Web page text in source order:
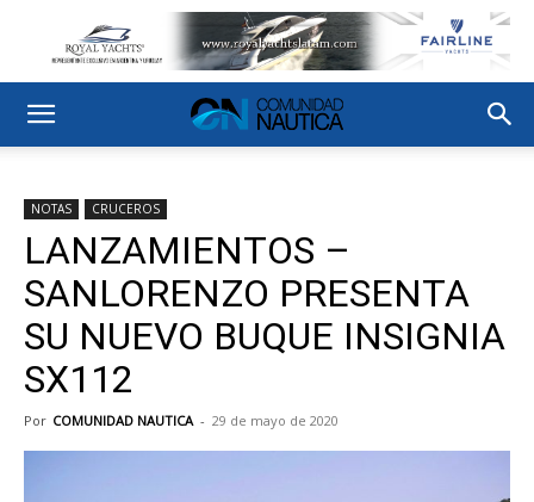
NOTAS CRUCEROS
LANZAMIENTOS –
SANLORENZO PRESENTA
SU NUEVO BUQUE INSIGNIA
SX112
Por COMUNIDAD NAUTICA - 29 de mayo de 2020